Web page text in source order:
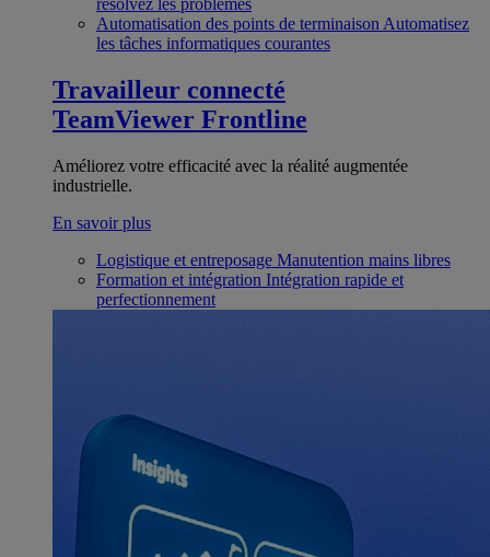
Automatisation des points de terminaison Automatisez
les tâches informatiques courantes
Travailleur connecté
TeamViewer Frontline
Améliorez votre efficacité avec la réalité augmentée
industrielle.
En savoir plus
Logistique et entreposage Manutention mains libres
Formation et intégration Intégration rapide et
perfectionnement